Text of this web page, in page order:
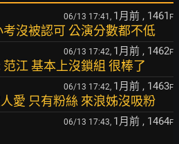
06/13 17:41, 1月前 , 1461 F
沒被認可 公演分數都不低
06/13 17:42, 1月前 , 1462F
江 基本上沒鎖組 很棒了
06/13 17:42, 1月前 , 1463F
愛 只有粉絲 來浪姊沒吸粉
06/13 17:43, 1月前 , 1464F